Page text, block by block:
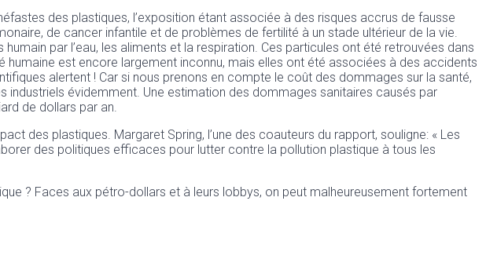
des plastiques, l’exposition étant associée à des risques accrus de fausse
de cancer infantile et de problèmes de fertilité à un stade ultérieur de la vie.
par l’eau, les aliments et la respiration. Ces particules ont été retrouvées dans
est encore largement inconnu, mais elles ont été associées à des accidents
alertent ! Car si nous prenons en compte le coût des dommages sur la santé,
industriels évidemment. Une estimation des dommages sanitaires causés par
de dollars par an.
des plastiques. Margaret Spring, l’une des coauteurs du rapport, souligne: « Les
des politiques efficaces pour lutter contre la pollution plastique à tous les
? Faces aux pétro-dollars et à leurs lobbys, on peut malheureusement fortement